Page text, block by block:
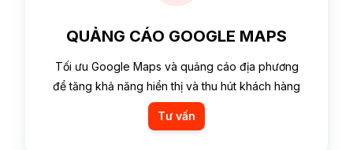
QUẢNG CÁO GOOGLE MAPS
Tối ưu Google Maps và quảng cáo địa phương
để tăng khả năng hiển thị và thu hút khách hàng
Tư vấn